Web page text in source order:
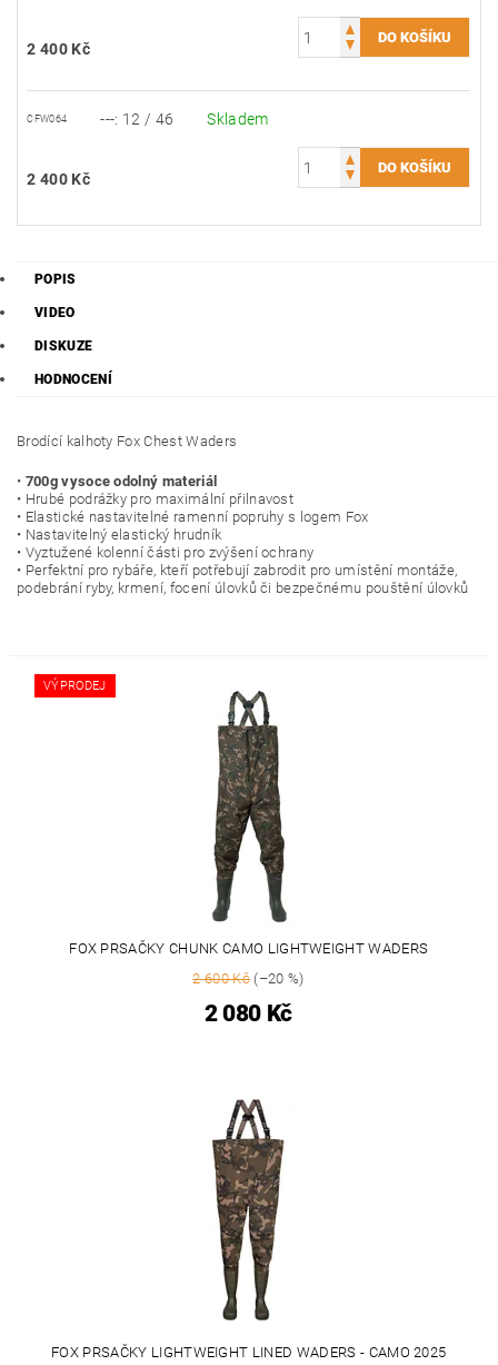
2 400 Kč
CFW064 ---: 12 / 46 Skladem
2 400 Kč
POPIS
VIDEO
DISKUZE
HODNOCENÍ
Brodící kalhoty Fox Chest Waders
• 700g vysoce odolný materiál
• Hrubé podrážky pro maximální přilnavost
• Elastické nastavitelné ramenní popruhy s logem Fox
• Nastavitelný elastický hrudník
• Vyztužené kolenní části pro zvýšení ochrany
• Perfektní pro rybáře, kteří potřebují zabrodit pro umístění montáže,
podebrání ryby, krmení, focení úlovků či bezpečnému pouštění úlovků
VÝPRODEJ
FOX PRSAČKY CHUNK CAMO LIGHTWEIGHT WADERS
2 600 Kč (–20 %)
2 080 Kč
FOX PRSAČKY LIGHTWEIGHT LINED WADERS - CAMO 2025